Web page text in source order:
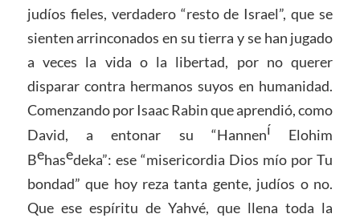
judíos fieles, verdadero “resto de Israel”, que se
sienten arrinconados en su tierra y se han jugado
a veces la vida o la libertad, por no querer
disparar contra hermanos suyos en humanidad.
Comenzando por Isaac Rabin que aprendió, como
David, a entonar su “Hannení Elohim
Behasedeka”: ese “misericordia Dios mío por Tu
bondad” que hoy reza tanta gente, judíos o no.
Que ese espíritu de Yahvé, que llena toda la